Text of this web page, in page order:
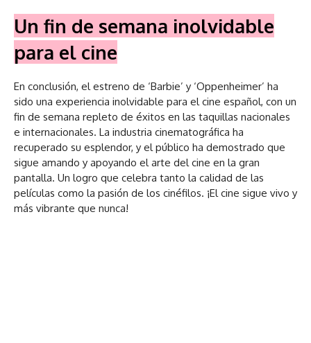
Un fin de semana inolvidable
para el cine
En conclusión, el estreno de ‘Barbie’ y ‘Oppenheimer’ ha
sido una experiencia inolvidable para el cine español, con un
fin de semana repleto de éxitos en las taquillas nacionales
e internacionales. La industria cinematográfica ha
recuperado su esplendor, y el público ha demostrado que
sigue amando y apoyando el arte del cine en la gran
pantalla. Un logro que celebra tanto la calidad de las
películas como la pasión de los cinéfilos. ¡El cine sigue vivo y
más vibrante que nunca!